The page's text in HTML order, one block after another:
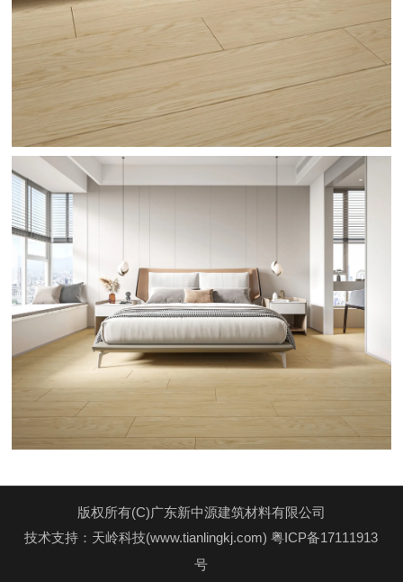
版权所有(C)广东新中源建筑材料有限公司
技术支持：天岭科技(www.tianlingkj.com)粤ICP备17111913
号